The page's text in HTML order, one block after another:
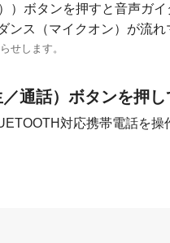
）ボタンを押すと音声ガ
ス（マイクオン）が流れ
せします。
／通話）ボタンを押し
対応携帯電話を